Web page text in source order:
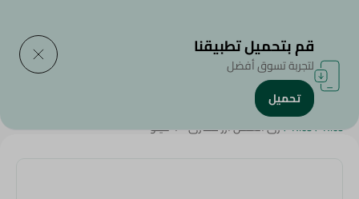
الرئيسية/منتجات البقالة
Rice
/
Rice
/زى العسل ارز مصرى - 1 كيلو
قم بتحميل تطبيقنا
لتجربة تسوق أفضل
تحميل